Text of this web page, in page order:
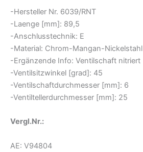
-Hersteller Nr. 6039/RNT
-Laenge [mm]: 89,5
-Anschlusstechnik: E
-Material: Chrom-Mangan-Nickelstahl
-Ergänzende Info: Ventilschaft nitriert
-Ventilsitzwinkel [grad]: 45
-Ventilschaftdurchmesser [mm]: 6
-Ventiltellerdurchmesser [mm]: 25
Vergl.Nr.:
AE: V94804